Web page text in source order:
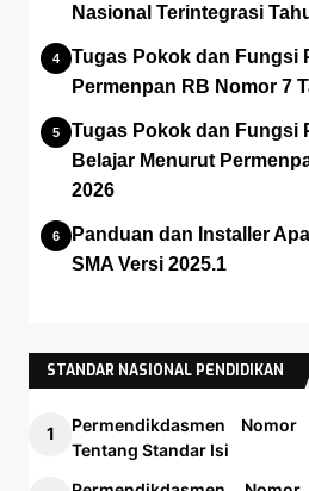
Nasional Terintegrasi
Tugas Pokok dan Fungsi
Permenpan RB Nomor 7
Tugas Pokok dan Fungsi
Belajar Menurut
2026
Panduan dan Installer
SMA Versi 2025.1
STANDAR NASIONAL PENDIDIKAN
Permendikdasmen
Tentang Standar Isi